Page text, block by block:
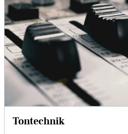
Tontechnik